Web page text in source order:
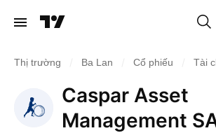
Thị trường Ba Lan Cổ phiếu Tài
Caspar Asset
Management